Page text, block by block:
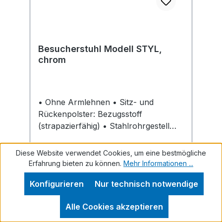
Besucherstuhl Modell STYL,
chrom
• Ohne Armlehnen • Sitz- und
Rückenpolster: Bezugsstoff
(strapazierfähig) • Stahlrohrgestell
Einsatzbereich: • Im Empfang • Bei
Besprechungen • Für Konferenzen
Hinweis: Bequem und komfortabel.
Regulärer Preis:
151,74 €
Diese Website verwendet Cookies, um eine bestmögliche
Erfahrung bieten zu können. Mehr Informationen ...
Nur technisch notwendige
Konfigurieren
Alle Cookies akzeptieren